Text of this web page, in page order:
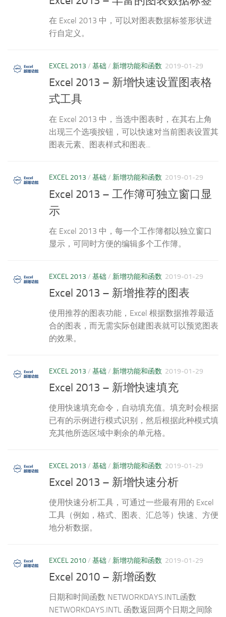
在 Excel 2013 中，可以对图表数据标签形状进
行自定义。
EXCEL 2013 / 基础 / 新增功能和函数 2019-01-29
Excel 2013 – 新增快速设置图表格
式工具
在 Excel 2013 中，当选中图表时，在其右上角
出现三个选项按钮，可以快速对当前图表设置其
图表元素、图表样式和图表...
EXCEL 2013 / 基础 / 新增功能和函数 2019-01-29
Excel 2013 – 工作簿可独立窗口显
示
在 Excel 2013 中，每一个工作簿都以独立窗口
显示，可同时方便的编辑多个工作簿。
EXCEL 2013 / 基础 / 新增功能和函数 2019-01-29
Excel 2013 – 新增推荐的图表
使用推荐的图表功能，Excel 根据数据推荐最适
合的图表，而无需实际创建图表就可以预览图表
的效果。
EXCEL 2013 / 基础 / 新增功能和函数 2019-01-29
Excel 2013 – 新增快速填充
使用快速填充命令，自动填充值。填充时会根据
已有的示例进行模式识别，然后根据此种模式填
充其他所选区域中剩余的单元格。
EXCEL 2013 / 基础 / 新增功能和函数 2019-01-29
Excel 2013 – 新增快速分析
使用快速分析工具，可通过一些最有用的 Excel
工具（例如，格式、图表、汇总等）快速、方便
地分析数据。
EXCEL 2010/ 基础 / 新增功能和函数 2019-01-29
Excel 2010 – 新增函数
日期和时间函数 NETWORKDAYS.INTL函数
NETWORKDAYS.INTL 函数返回两个日期之间除